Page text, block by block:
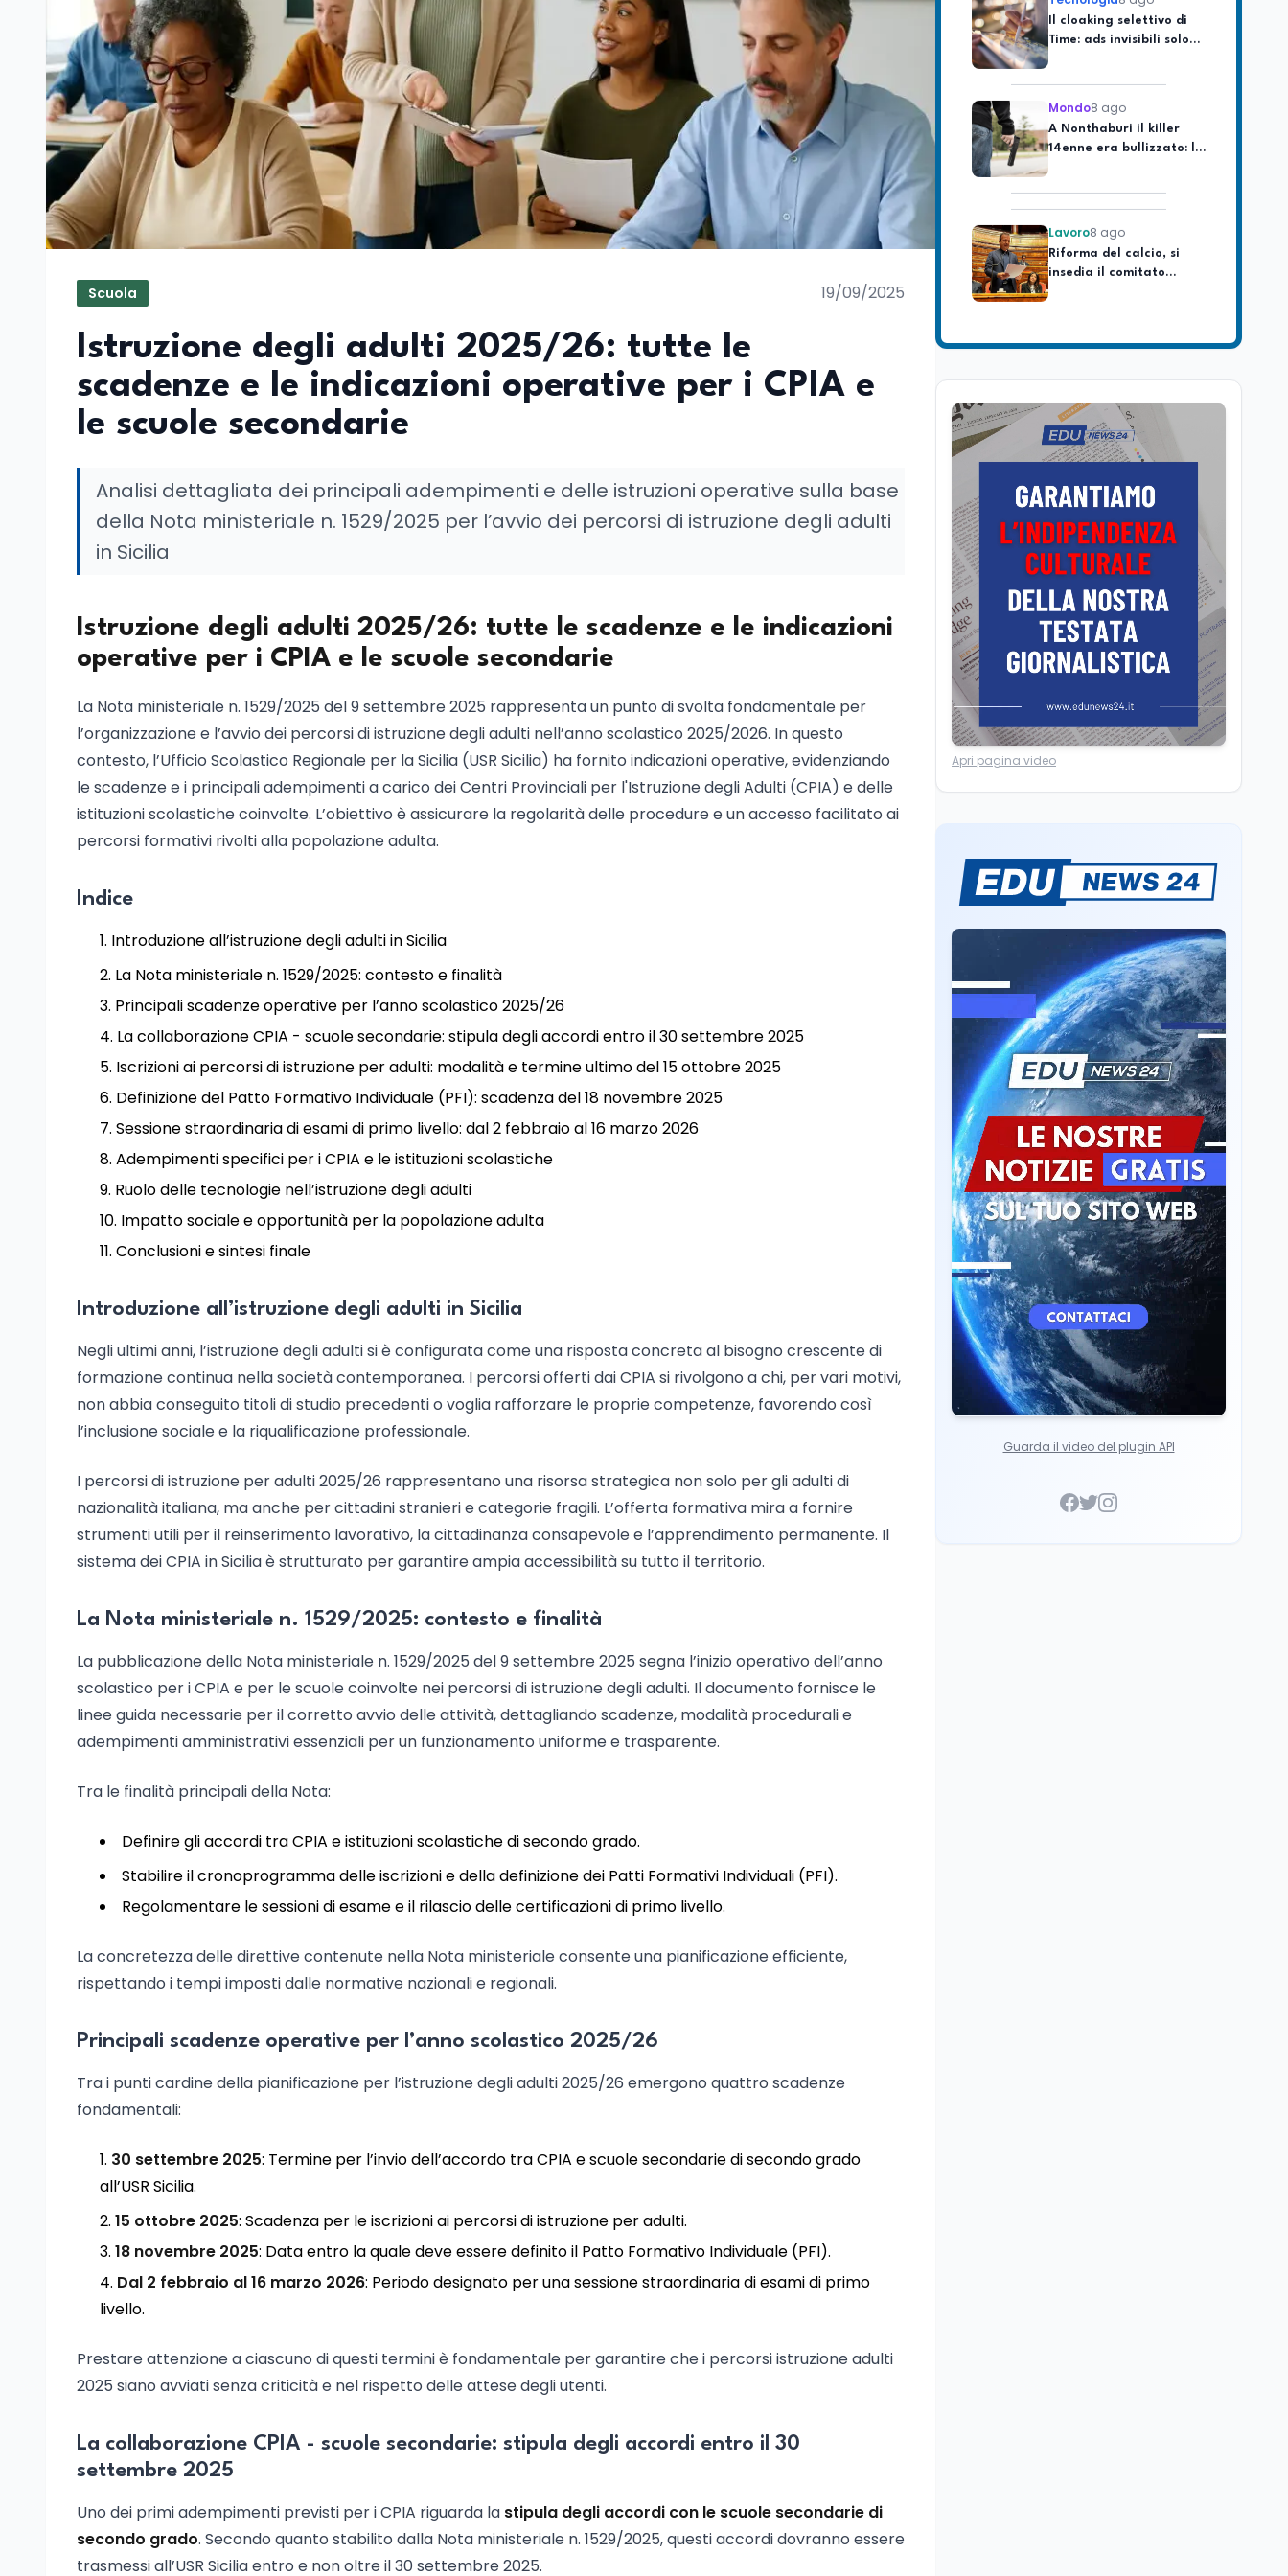
Scuola 19/09/2025
Istruzione degli adulti 2025/26: tutte le
scadenze e le indicazioni operative per i CPIA e
le scuole secondarie
Analisi dettagliata dei principali adempimenti e delle istruzioni operative sulla base
della Nota ministeriale n. 1529/2025 per l’avvio dei percorsi di istruzione degli adulti
in Sicilia
Istruzione degli adulti 2025/26: tutte le scadenze e le indicazioni
operative per i CPIA e le scuole secondarie
La Nota ministeriale n. 1529/2025 del 9 settembre 2025 rappresenta un punto di svolta fondamentale per
l’organizzazione e l’avvio dei percorsi di istruzione degli adulti nell’anno scolastico 2025/2026. In questo
contesto, l’Ufficio Scolastico Regionale per la Sicilia (USR Sicilia) ha fornito indicazioni operative, evidenziando
le scadenze e i principali adempimenti a carico dei Centri Provinciali per l'Istruzione degli Adulti (CPIA) e delle
istituzioni scolastiche coinvolte. L’obiettivo è assicurare la regolarità delle procedure e un accesso facilitato ai
percorsi formativi rivolti alla popolazione adulta.
Indice
Introduzione all’istruzione degli adulti in Sicilia
La Nota ministeriale n. 1529/2025: contesto e finalità
Principali scadenze operative per l’anno scolastico 2025/26
La collaborazione CPIA - scuole secondarie: stipula degli accordi entro il 30 settembre 2025
Iscrizioni ai percorsi di istruzione per adulti: modalità e termine ultimo del 15 ottobre 2025
Definizione del Patto Formativo Individuale (PFI): scadenza del 18 novembre 2025
Sessione straordinaria di esami di primo livello: dal 2 febbraio al 16 marzo 2026
Adempimenti specifici per i CPIA e le istituzioni scolastiche
Ruolo delle tecnologie nell’istruzione degli adulti
Impatto sociale e opportunità per la popolazione adulta
Conclusioni e sintesi finale
Introduzione all’istruzione degli adulti in Sicilia
Negli ultimi anni, l’istruzione degli adulti si è configurata come una risposta concreta al bisogno crescente di
formazione continua nella società contemporanea. I percorsi offerti dai CPIA si rivolgono a chi, per vari motivi,
non abbia conseguito titoli di studio precedenti o voglia rafforzare le proprie competenze, favorendo così
l’inclusione sociale e la riqualificazione professionale.
I percorsi di istruzione per adulti 2025/26 rappresentano una risorsa strategica non solo per gli adulti di
nazionalità italiana, ma anche per cittadini stranieri e categorie fragili. L’offerta formativa mira a fornire
strumenti utili per il reinserimento lavorativo, la cittadinanza consapevole e l’apprendimento permanente. Il
sistema dei CPIA in Sicilia è strutturato per garantire ampia accessibilità su tutto il territorio.
La Nota ministeriale n. 1529/2025: contesto e finalità
La pubblicazione della Nota ministeriale n. 1529/2025 del 9 settembre 2025 segna l’inizio operativo dell’anno
scolastico per i CPIA e per le scuole coinvolte nei percorsi di istruzione degli adulti. Il documento fornisce le
linee guida necessarie per il corretto avvio delle attività, dettagliando scadenze, modalità procedurali e
adempimenti amministrativi essenziali per un funzionamento uniforme e trasparente.
Tra le finalità principali della Nota:
Definire gli accordi tra CPIA e istituzioni scolastiche di secondo grado.
Stabilire il cronoprogramma delle iscrizioni e della definizione dei Patti Formativi Individuali (PFI).
Regolamentare le sessioni di esame e il rilascio delle certificazioni di primo livello.
La concretezza delle direttive contenute nella Nota ministeriale consente una pianificazione efficiente,
rispettando i tempi imposti dalle normative nazionali e regionali.
Principali scadenze operative per l’anno scolastico 2025/26
Tra i punti cardine della pianificazione per l’istruzione degli adulti 2025/26 emergono quattro scadenze
fondamentali:
30 settembre 2025: Termine per l’invio dell’accordo tra CPIA e scuole secondarie di secondo grado
all’USR Sicilia.
15 ottobre 2025: Scadenza per le iscrizioni ai percorsi di istruzione per adulti.
18 novembre 2025: Data entro la quale deve essere definito il Patto Formativo Individuale (PFI).
Dal 2 febbraio al 16 marzo 2026: Periodo designato per una sessione straordinaria di esami di primo
livello.
Prestare attenzione a ciascuno di questi termini è fondamentale per garantire che i percorsi istruzione adulti
2025 siano avviati senza criticità e nel rispetto delle attese degli utenti.
La collaborazione CPIA - scuole secondarie: stipula degli accordi entro il 30
settembre 2025
Uno dei primi adempimenti previsti per i CPIA riguarda la stipula degli accordi con le scuole secondarie di
secondo grado. Secondo quanto stabilito dalla Nota ministeriale n. 1529/2025, questi accordi dovranno essere
trasmessi all’USR Sicilia entro e non oltre il 30 settembre 2025.
Time: ads invisibili solo
per i chatbot AI
Mondo8 ago
A Nonthaburi il killer
14enne era bullizzato: la
CZ-75 era del nonno
Lavoro8 ago
Riforma del calcio, si
insedia il comitato
ristretto al Senato. La
di Strasburgo in ricordo
dei minatori morti a
Marcinelle nel 1956
Università 8 ago
Università statali, il
Fondo ordinario 2026
la firma della ministra
Bernini sul decreto
Tecnologia8 ago
Il cloaking selettivo di
Time: ads invisibili solo
per i chatbot AI
Mondo 8 ago
A Nonthaburi il killer
14enne era bullizzato: la
Lavoro8 ago
Riforma del calcio, si
Mario Occhiuto
Mondo
L'8 agosto è la Giornata
europea in memoria
Istituita dal Parlamento
di Strasburgo in ricordo
dei minatori morti a
Marcinelle nel 1956
Università8 ago
Università statali, il
Fondo ordinario 2026
sale a 9,415 miliardi, c'è
la firma della ministra
Bernini sul decreto
Tecnologia8 ago
Il cloaking selettivo di
Time: ads invisibili solo
per i chatbot AI
Mondo8 ago
A Nonthaburi il killer
14enne era bullizzato: la
CZ-75 era del nonno
Apri pagina video
Guarda il video del plugin API